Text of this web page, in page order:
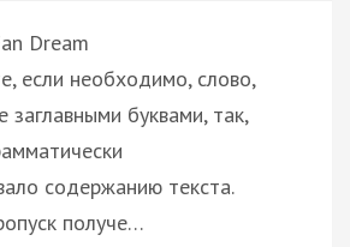
Dream
если необходимо, слово,
заглавными буквами, так,
содержанию текста.
получе…